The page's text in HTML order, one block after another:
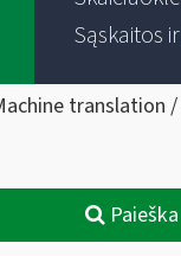
Sąskaitos
translation
Paieška